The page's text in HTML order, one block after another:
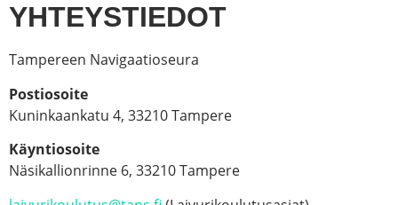
YHTEYSTIEDOT
Tampereen Navigaatioseura
Postiosoite
Kuninkaankatu 4, 33210 Tampere
Käyntiosoite
Näsikallionrinne 6, 33210 Tampere